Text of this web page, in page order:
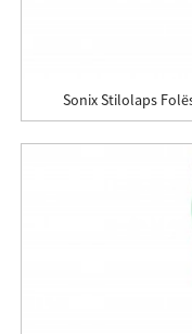
Sonix Stilolaps